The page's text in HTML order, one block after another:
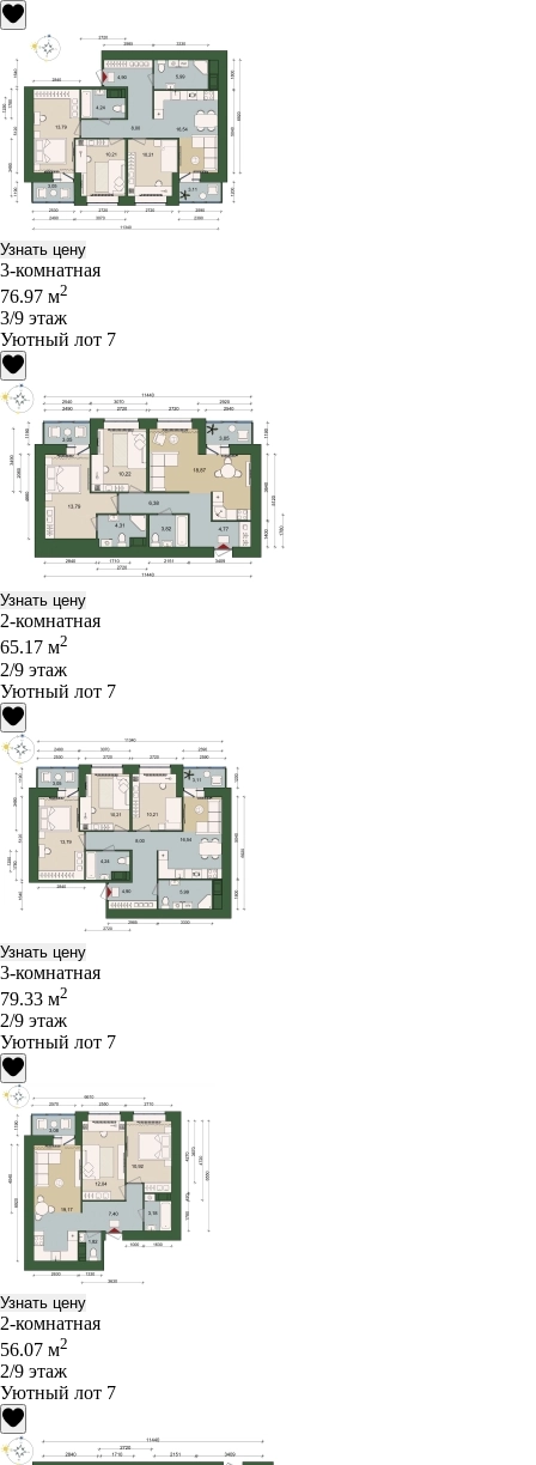
Узнать цену
3-комнатная
76.97 м2
3/9 этаж
Уютный лот 7
Узнать цену
2-комнатная
65.17 м2
2/9 этаж
Уютный лот 7
Узнать цену
3-комнатная
79.33 м2
2/9 этаж
Уютный лот 7
Узнать цену
2-комнатная
56.07 м2
2/9 этаж
Уютный лот 7